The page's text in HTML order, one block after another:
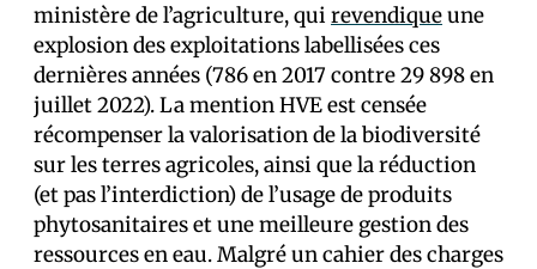
ministère de l’agriculture, qui revendiqueune
explosion des exploitations labellisées ces
dernières années (786 en 2017 contre 29 898 en
juillet 2022). La mention HVE est censée
récompenser la valorisation de la biodiversité
sur les terres agricoles, ainsi que la réduction
(et pas l’interdiction) de l’usage de produits
phytosanitaires et une meilleure gestion des
ressources en eau. Malgré un cahier des charges